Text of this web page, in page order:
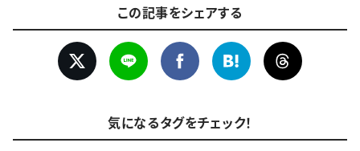
この記事をシェアする
気になるタグをチェック！